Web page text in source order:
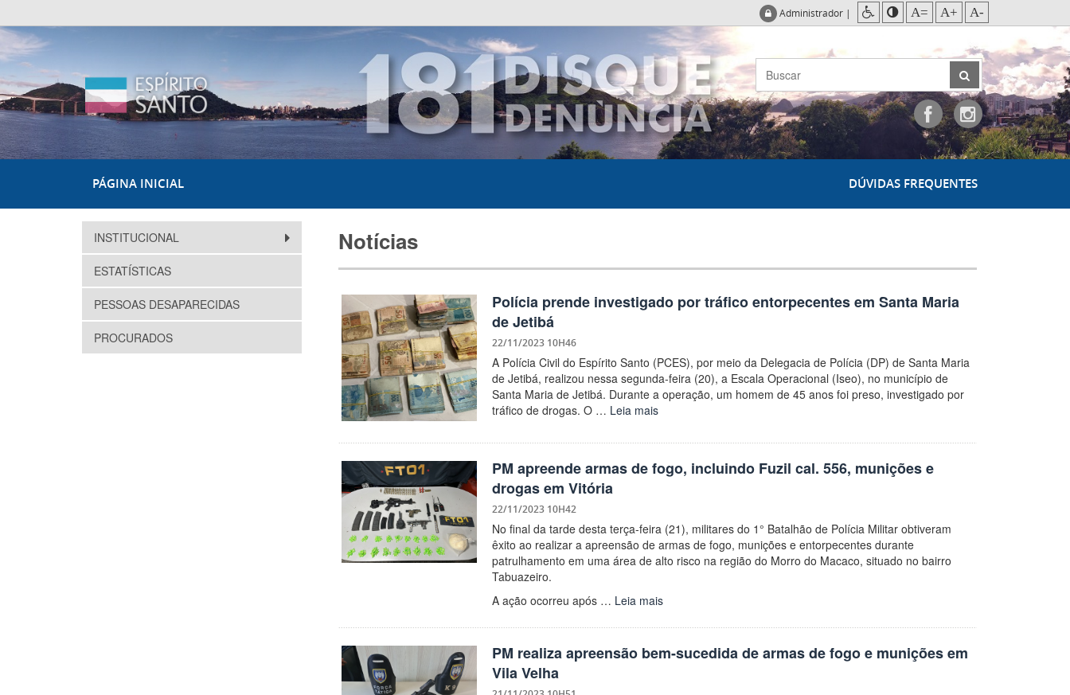
Administrador | A= A+ A-
PÁGINA INICIAL DÚVIDAS FREQUENTES
INSTITUCIONAL
ESTATÍSTICAS
PESSOAS DESAPARECIDAS
PROCURADOS
Notícias
Polícia prende investigado por tráfico entorpecentes em Santa Maria
de Jetibá
22/11/2023 10H46
A Polícia Civil do Espírito Santo (PCES), por meio da Delegacia de Polícia (DP) de Santa Maria
de Jetibá, realizou nessa segunda-feira (20), a Escala Operacional (Iseo), no município de
Santa Maria de Jetibá. Durante a operação, um homem de 45 anos foi preso, investigado por
tráfico de drogas. O … Leia mais
PM apreende armas de fogo, incluindo Fuzil cal. 556, munições e
drogas em Vitória
22/11/2023 10H42
No final da tarde desta terça-feira (21), militares do 1° Batalhão de Polícia Militar obtiveram
êxito ao realizar a apreensão de armas de fogo, munições e entorpecentes durante
patrulhamento em uma área de alto risco na região do Morro do Macaco, situado no bairro
Tabuazeiro.
A ação ocorreu após … Leia mais
PM realiza apreensão bem-sucedida de armas de fogo e munições em
Vila Velha